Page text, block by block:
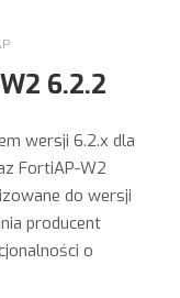
6.2.2
wersji 6.2.x dla
FortiAP-W2
do wersji
producent
o